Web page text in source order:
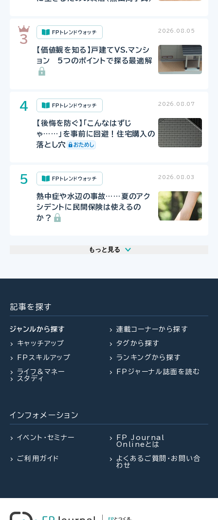
FPトレンドウォッチ 2026.08.05
【価値観を知る】戸建てVS.マンシ
ョン 5つのポイントで探る最適解
FPトレンドウォッチ 2026.08.07
【後悔を防ぐ】「こんなはずじ
ゃ……」を事前に回避！住宅購入の
落とし穴
FPトレンドウォッチ 2026.08.03
熱中症や水辺の事故……夏のアク
シデントに民間保険は使えるの
か？
もっと見る
を外れて社会保険料を払うのは
損？」パートタイマーの悩みに答え
る（菅野美和子氏）
FP相談事例 2026.07.29
61歳・再雇用で働く夫は即リタイア
「知らなかった」じゃ済まされない
飛行機搭乗時の新ルール
2026.08.03
したい！老後資金は大丈夫？
FP・専門家に聞く
を外れて社会保険料を払うのは
熱中症や水辺の事故……夏のアク
シデントに民間保険は使えるの
したい！老後資金は大丈夫？
FPトレンドウォッチ
え・リノベがより円滑に
FPトレンドウォッチ
【価値観を知る】戸建てVS.マンシ
ョン 5つのポイントで探る最適解
記事を探す
ジャンルから探す
キャッチアップ
FPスキルアップ
ライフ&マネー
スタディ
連載コーナーから探す
タグから探す
ランキングから探す
FPジャーナル誌面を読む
インフォメーション
イベント・セミナー
FP Journal
Onlineとは
ご利用ガイド
よくあるご質問・お問い合
わせ